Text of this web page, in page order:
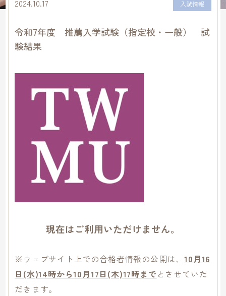
2024.10.17 入試情報
令和7年度 推薦入学試験（指定校・一般） 試
験結果
現在はご利用いただけません。
※ウェブサイト上での合格者情報の公開は、10月16
日(水)14時から10月17日(木)17時まで とさせていた
だきます。